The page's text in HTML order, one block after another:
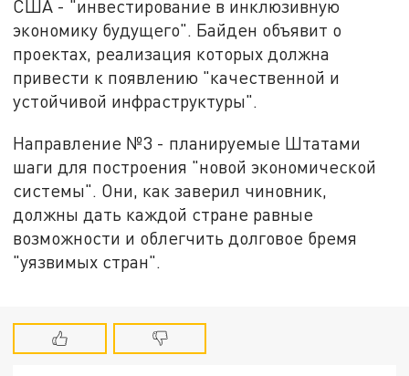
США - "инвестирование в инклюзивную
экономику будущего". Байден объявит о
проектах, реализация которых должна
привести к появлению "качественной и
устойчивой инфраструктуры".
Направление №3 - планируемые Штатами
шаги для построения "новой экономической
системы". Они, как заверил чиновник,
должны дать каждой стране равные
возможности и облегчить долговое бремя
"уязвимых стран".